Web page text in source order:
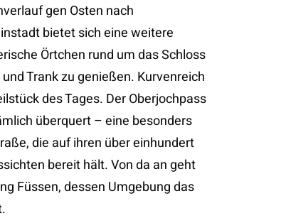
gen Osten nach
bietet sich eine weitere
Örtchen rund um das Schloss
Trank zu genießen. Kurvenreich
des Tages. Der Oberjochpass
überquert – eine besonders
die auf ihren über einhundert
bereit hält. Von da an geht
Füssen, dessen Umgebung das